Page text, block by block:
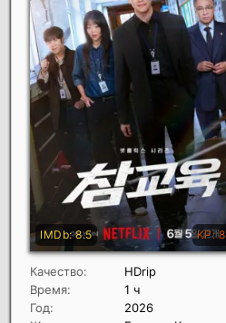
Качество:
HDrip
Время:
1 ч
Год:
2026